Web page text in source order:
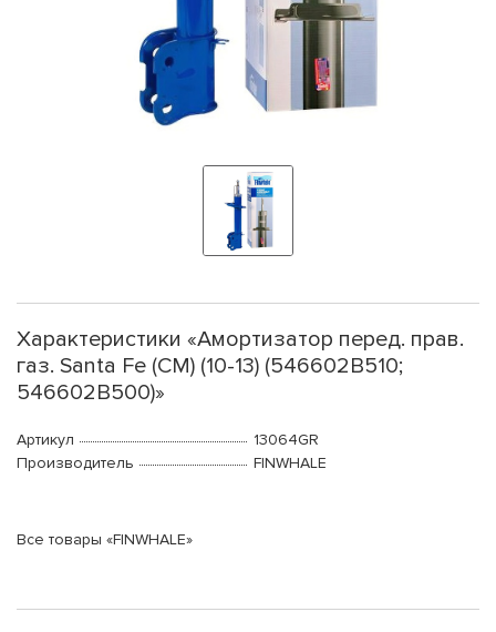
Характеристики «Амортизатор перед. прав.
газ. Santa Fe (CM) (10-13) (546602B510;
546602B500)»
Артикул
13064GR
Производитель
FINWHALE
Все товары «FINWHALE»